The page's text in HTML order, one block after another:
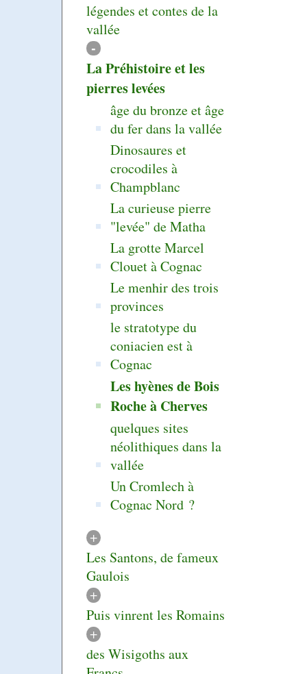
légendes et contes de la
vallée
-
La Préhistoire et les
pierres levées
âge du bronze et âge
du fer dans la vallée
Dinosaures et
crocodiles à
Champblanc
La curieuse pierre
"levée" de Matha
La grotte Marcel
Clouet à Cognac
Le menhir des trois
provinces
le stratotype du
coniacien est à
Cognac
Les hyènes de Bois
Roche à Cherves
quelques sites
néolithiques dans la
vallée
Un Cromlech à
Cognac Nord ?
+
Les Santons, de fameux
Gaulois
+
Puis vinrent les Romains
+
des Wisigoths aux